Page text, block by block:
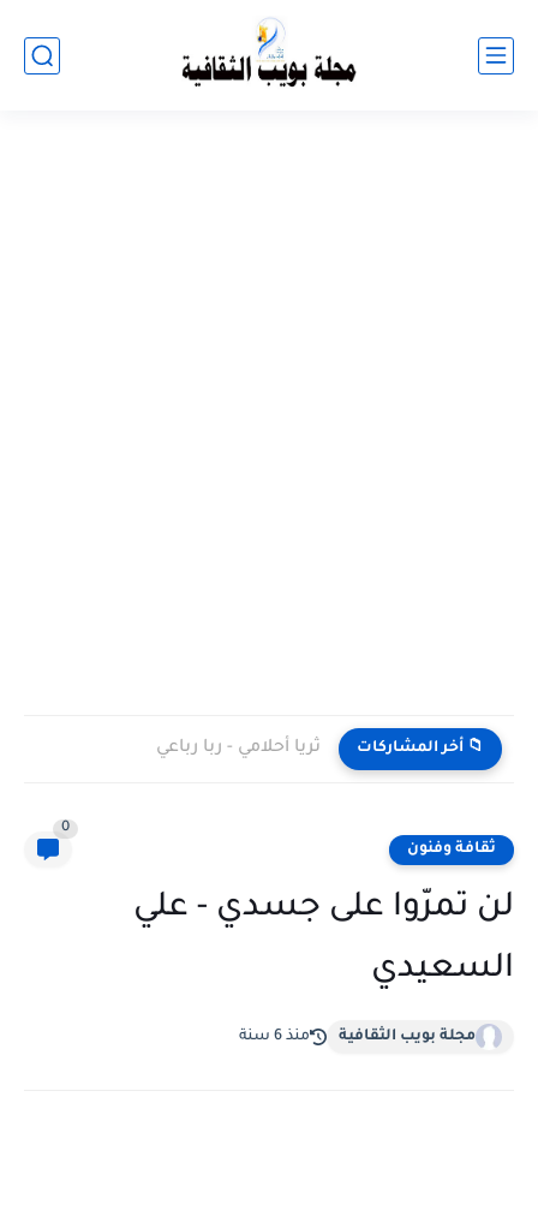
📁 أخر المشاركات ثريا أحلامي - ربا رباعي
ثقافة وفنون
0
لن تمرّوا على جسدي - علي
السعيدي
مجلة بويب الثقافية منذ 6 سنة